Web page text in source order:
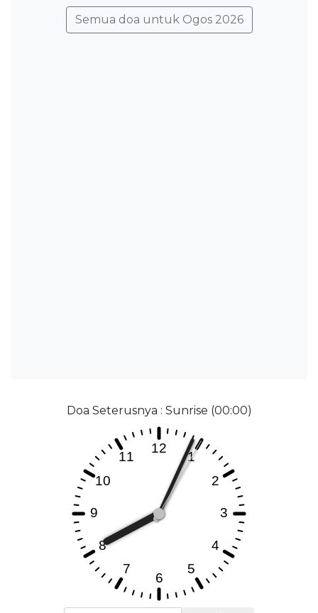
Semua doa untuk Ogos 2026
Doa Seterusnya : Sunrise (00:00)